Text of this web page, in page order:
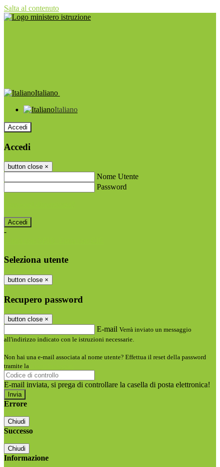
Salta al contenuto
Italiano
Italiano
Accedi
Accedi
button close ×
Nome Utente
Password
-
Seleziona utente
button close ×
Recupero password
button close ×
E-mail Verrà inviato un messaggio
all'indirizzo indicato con le istruzioni necessarie.
Non hai una e-mail associata al nome utente? Effettua il reset della password
tramite la
E-mail inviata, si prega di controllare la casella di posta elettronica!
Errore
Chiudi
Successo
Chiudi
Informazione